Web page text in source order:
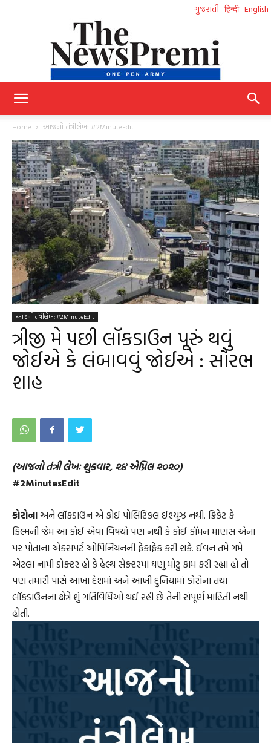
ગુજરાતી हिन्दी English
Gujarati
Home આજનો તંત્રીલેખ: #2MinuteEdit
આજનો તંત્રીલેખ: #2MinuteEdit
ત્રીજી મે પછી લૉકડાઉન પૂરું થવું
જોઈએ કે લંબાવવું જોઈએ : સૌરભ
શાહ
(આજનો તંત્રી લેખઃ શુક્રવાર, ૨૪ એપ્રિલ ૨૦૨૦)
#2MinutesEdit
કોરોના અને લૉકડાઉન એ કોઈ પોલિટિકલ ઈશ્યુઝ નથી. ક્રિકેટ કે
ફિલ્મની જેમ આ કોઈ એવા વિષયો પણ નથી કે કોઈ કૉમન માણસ એના
પર પોતાના એક્સપર્ટ ઓપિનિયનની ફેંકાફેંક કરી શકે. ઈવન તમે ગમે
એટલા નામી ડોક્ટર હો કે હેલ્થ સેક્ટરમાં ઘણું મોટું કામ કરી રહ્યા હો તો
પણ તમારી પાસે આખા દેશમાં અને આખી દુનિયામાં કોરોના તથા
લૉકડાઉનના ક્ષેત્રે શું ગતિવિધિઓ થઈ રહી છે તેની સંપૂર્ણ માહિતી નથી
હોતી.